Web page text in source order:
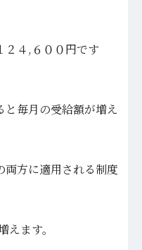
２４,６００円です
毎月の受給額が増え
方に適用される制度
ます。